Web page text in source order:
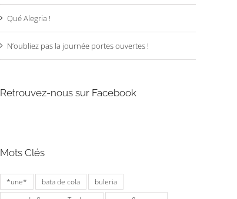
Qué Alegria !
N’oubliez pas la journée portes ouvertes !
Retrouvez-nous sur Facebook
Mots Clés
*une* bata de cola
buleria